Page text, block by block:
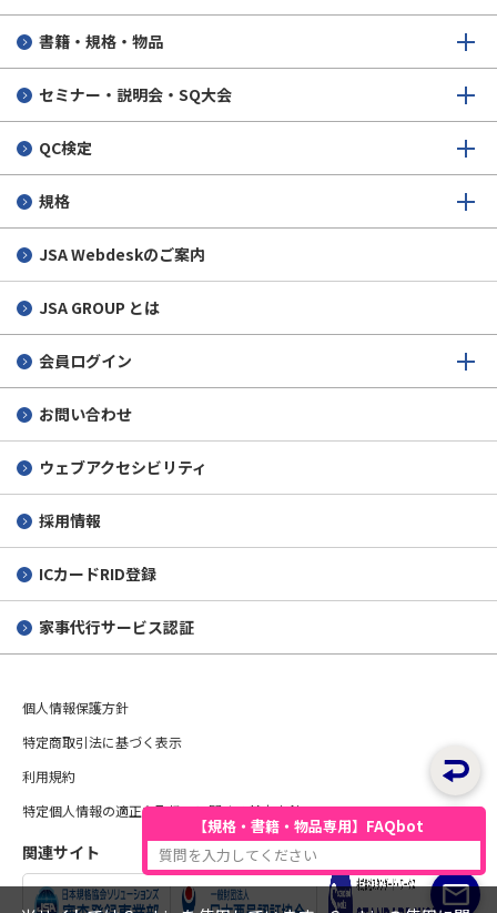
書籍・規格・物品
セミナー・説明会・SQ大会
QC検定
規格
JSA Webdeskのご案内
JSA GROUP とは
会員ログイン
お問い合わせ
ウェブアクセシビリティ
採用情報
ICカードRID登録
家事代行サービス認証
個人情報保護方針
特定商取引法に基づく表示
利用規約
特定個人情報の適正な取扱いに関する基本方針
関連サイト
【規格・書籍・物品専用】FAQbot
質問を入力してください